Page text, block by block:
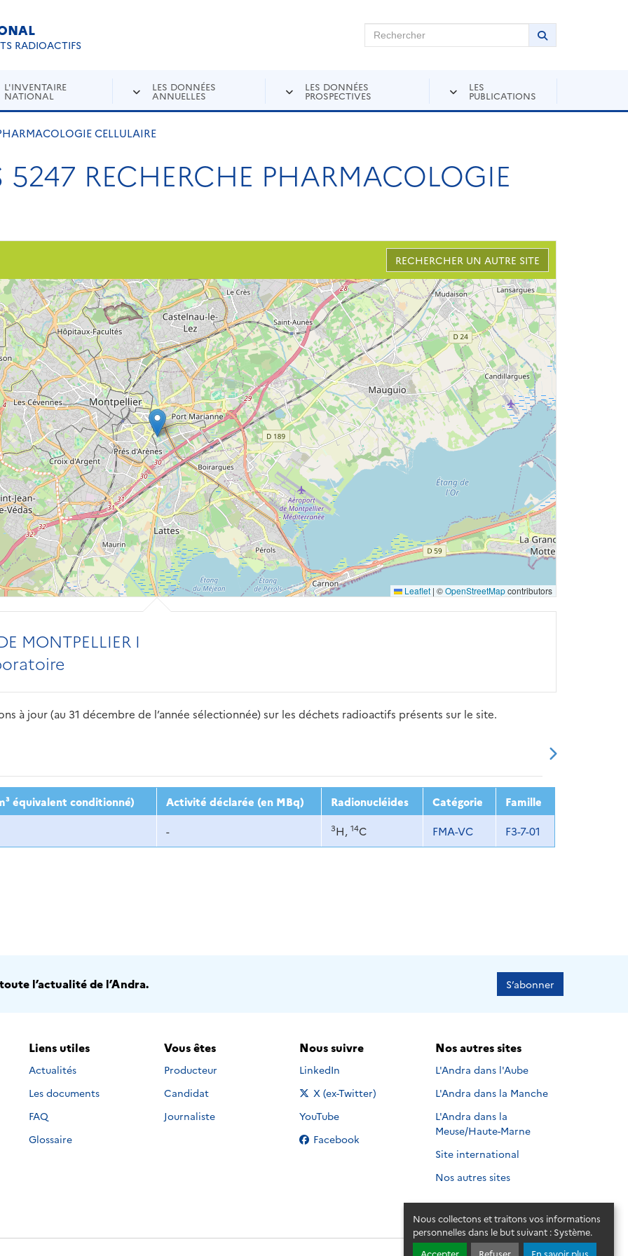
Nous collectons et traitons vos informations
personnelles dans le but suivant : Système.
RADIOACTIFS
Rechercher sur Andra Inventaire Rechercher
Lancer la
L'INVENTAIRE
NATIONAL
LES DONNÉES
ANNUELLES
LES DONNÉES
PROSPECTIVES
LES
PUBLICATIONS
CELLULAIRE
RECHERCHE PHARMACOLOGIE
RECHERCHER UN AUTRE SITE
Leaflet | ©OpenStreetMapcontributors
MONTPELLIER I
à jour (au 31 décembre de l’année sélectionnée) sur les déchets radioactifs présents sur le site.
2017 2018 2019 2020 2021 2022 2023
équivalent conditionné) Activité déclarée (en MBq) Radionucléides Catégorie
Famille
-
3H, 14C FMA-VC F3-7-01
l’actualité de l’Andra. S’abonner
Liens utiles
Actualités
Les documents
FAQ
Glossaire
Vous êtes
Producteur
Candidat
Journaliste
Nous suivre
Nous suivre sur
LinkedIn
Nous suivre sur
X (ex-Twitter)
Nous suivre sur
YouTube
Nous suivre sur
Facebook
Nos autres sites
L'Andra dans l'Aube
L'Andra dans la Manche
L'Andra dans la
Meuse/Haute-Marne
Site international
Nos autres sites